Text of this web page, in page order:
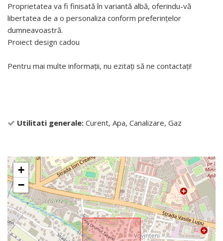
Proprietatea va fi finisată în variantă albă, oferindu-vă
libertatea de a o personaliza conform preferințelor
dumneavoastră.
Proiect design cadou
Pentru mai multe informații, nu ezitați să ne contactați!
Utilitati generale: Curent, Apa, Canalizare, Gaz
+
−